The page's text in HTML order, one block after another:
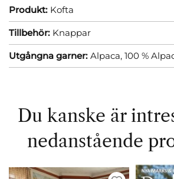
Produkt: Kofta
Tillbehör: Knappar
Utgångna garner: Alpaca, 100 %
Du kanske är
nedanstående